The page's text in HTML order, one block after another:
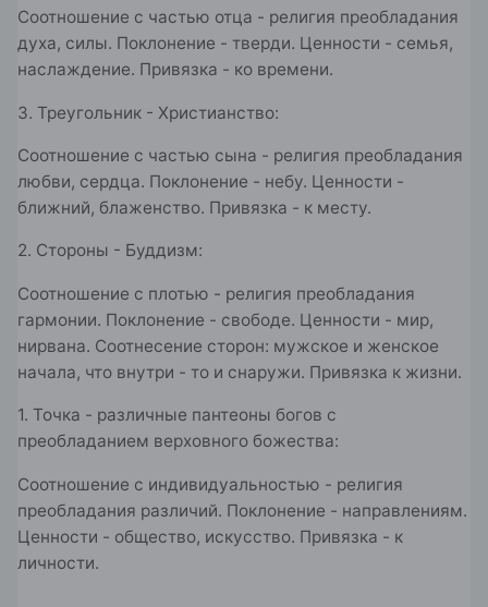
Соотношение с частью отца - религия преобладания
духа, силы. Поклонение - тверди. Ценности - семья,
наслаждение. Привязка - ко времени.
3. Треугольник - Христианство:
Соотношение с частью сына - религия преобладания
любви, сердца. Поклонение - небу. Ценности -
ближний, блаженство. Привязка - к месту.
2. Стороны - Буддизм:
Соотношение с плотью - религия преобладания
гармонии. Поклонение - свободе. Ценности - мир,
нирвана. Соотнесение сторон: мужское и женское
начала, что внутри - то и снаружи. Привязка к жизни.
1. Точка - различные пантеоны богов с
преобладанием верховного божества:
Соотношение с индивидуальностью - религия
преобладания различий. Поклонение - направлениям.
Ценности - общество, искусство. Привязка - к
личности.